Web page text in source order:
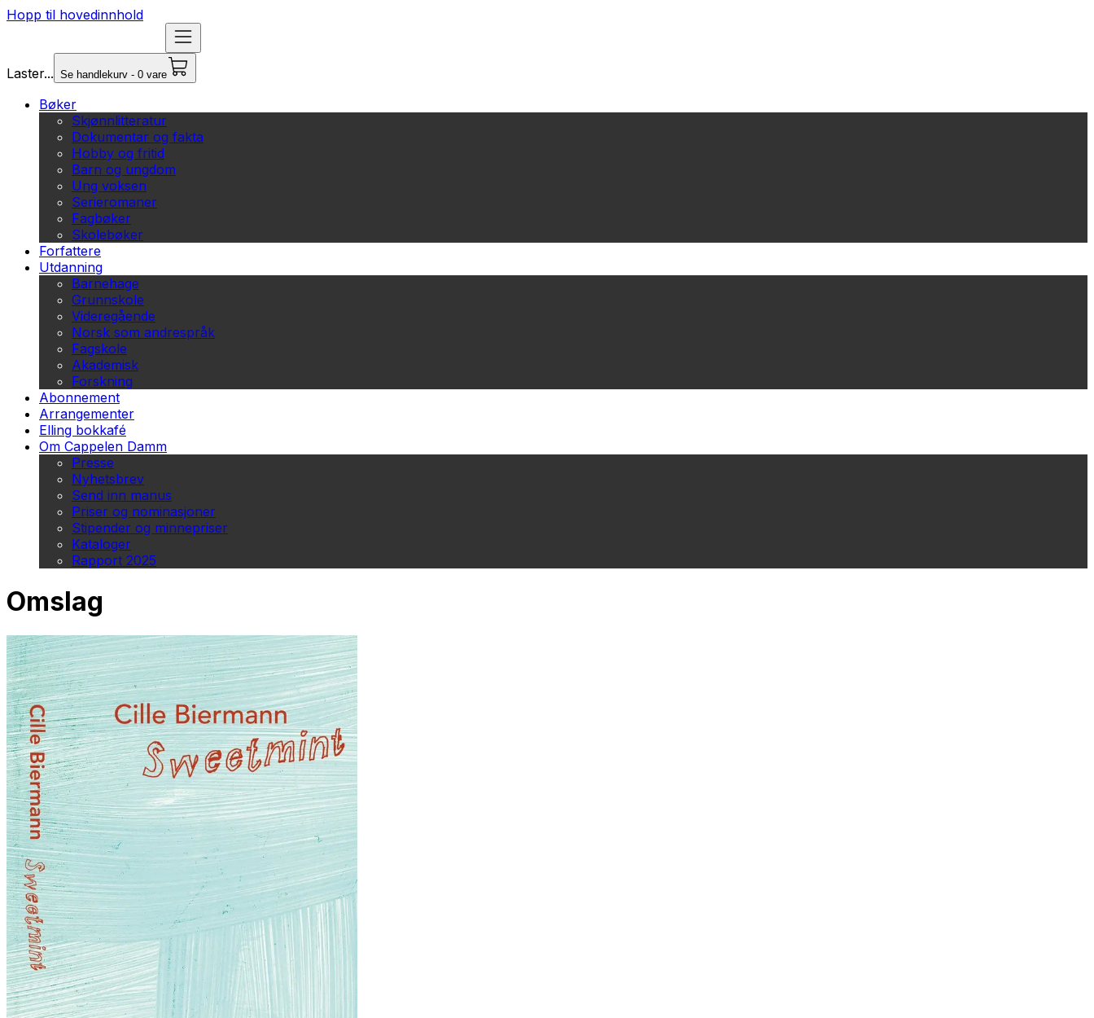
Hopp til hovedinnhold
Laster... Se handlekurv - 0 vare
Bøker
Skjønnlitteratur
Dokumentar og fakta
Hobby og fritid
Barn og ungdom
Ung voksen
Serieromaner
Fagbøker
Skolebøker
Forfattere
Utdanning
Barnehage
Grunnskole
Videregående
Norsk som andrespråk
Fagskole
Akademisk
Forskning
Abonnement
Arrangementer
Elling bokkafé
Om Cappelen Damm
Presse
Nyhetsbrev
Send inn manus
Priser og nominasjoner
Stipender og minnepriser
Kataloger
Rapport 2025
Omslag